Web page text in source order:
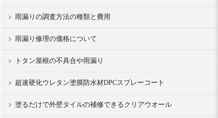
雨漏りの調査方法の種類と費用
雨漏り修理の価格について
トタン屋根の不具合や雨漏り
超速硬化ウレタン塗膜防水材DPCスプレーコート
塗るだけで外壁タイルの補修できるクリアウオール